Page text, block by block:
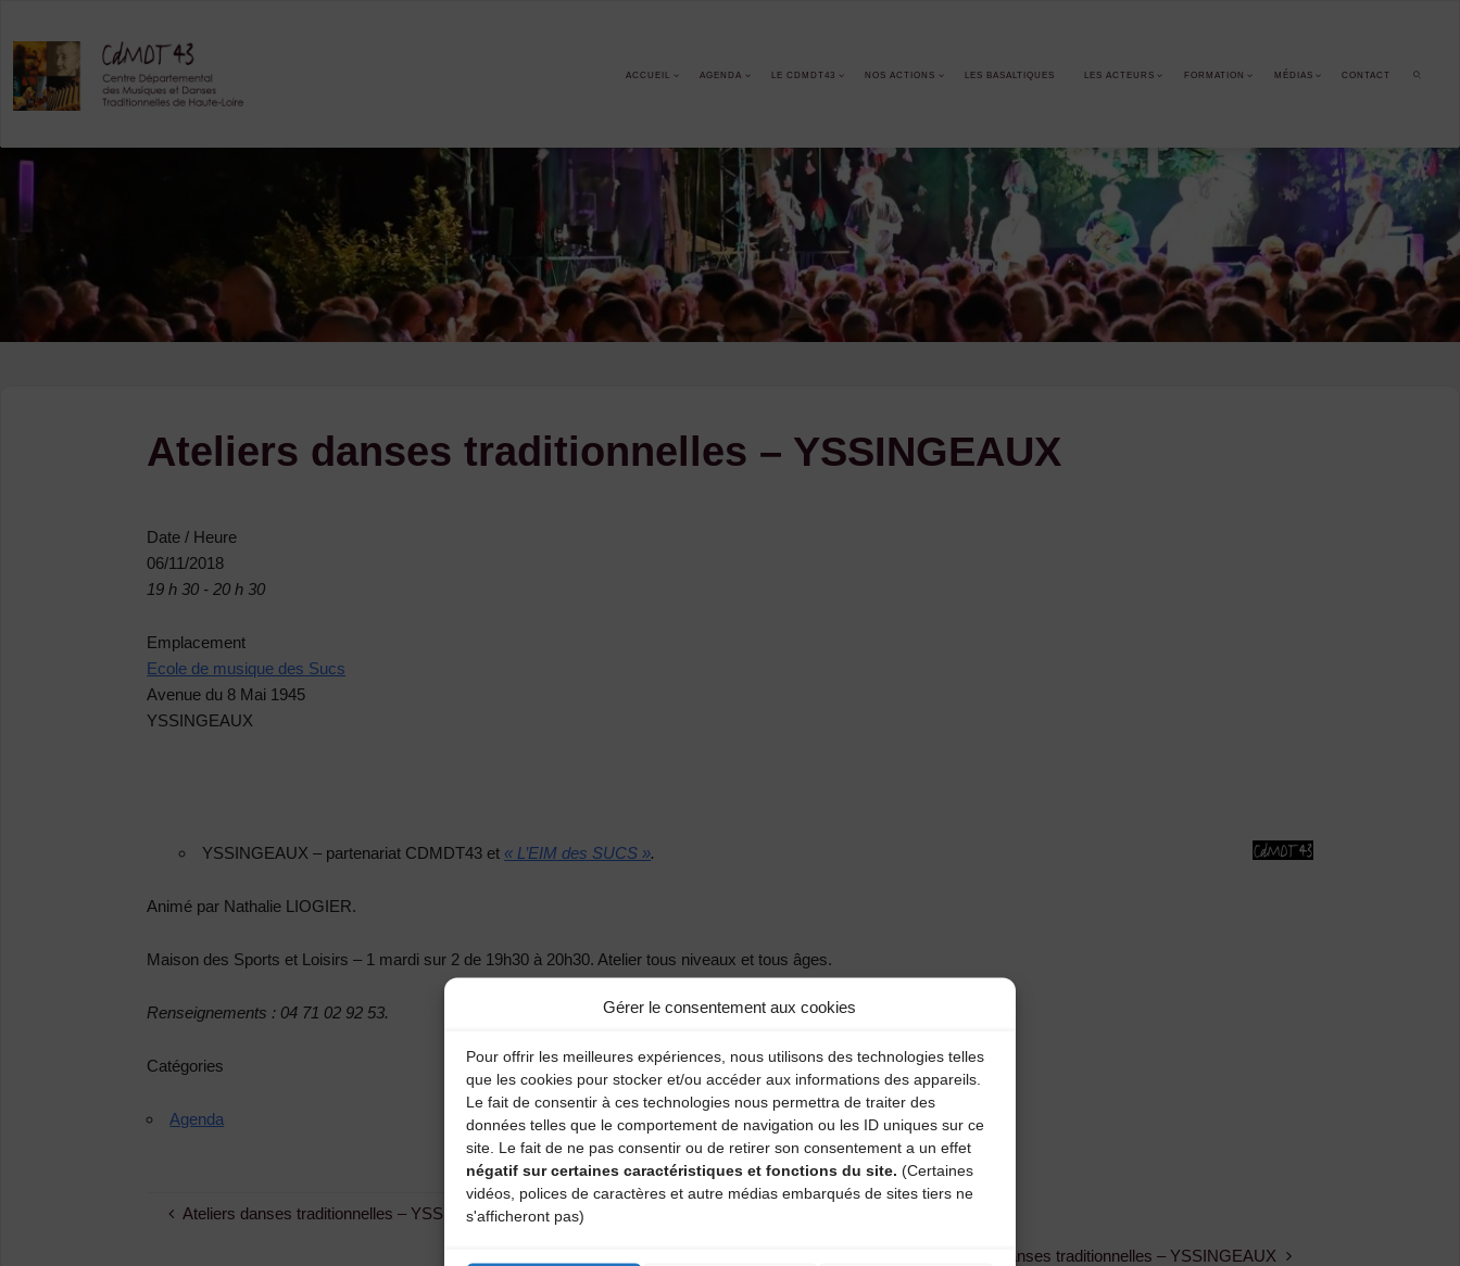
Gérer le consentement aux cookies
Pour offrir les meilleures expériences, nous utilisons des technologies telles
que les cookies pour stocker et/ou accéder aux informations des appareils.
Le fait de consentir à ces technologies nous permettra de traiter des
données telles que le comportement de navigation ou les ID uniques sur ce
site. Le fait de ne pas consentir ou de retirer son consentement a un effet
négatif sur certaines caractéristiques et fonctions du site. (Certaines
vidéos, polices de caractères et autre médias embarqués de sites tiers ne
s'afficheront pas)
content
ACCUEIL AGENDA LE CDMDT43 NOS ACTIONS LES BASALTIQUES LES ACTEURS FORMATION MÉDIAS CONTACT
SEARCH
Ateliers danses traditionnelles – YSSINGEAUX
Date / Heure
06/11/2018
19 h 30 - 20 h 30
Emplacement
Ecole de musique des Sucs
Avenue du 8 Mai 1945
YSSINGEAUX
YSSINGEAUX – partenariat CDMDT43 et « L’EIM des SUCS ».
Animé par Nathalie LIOGIER.
Maison des Sports et Loisirs – 1 mardi sur 2 de 19h30 à 20h30. Atelier tous niveaux et tous âges.
Renseignements : 04 71 02 92 53.
Catégories
Agenda
Ateliers danses traditionnelles – YSSINGEAUX
Ateliers danses traditionnelles – YSSINGEAUX